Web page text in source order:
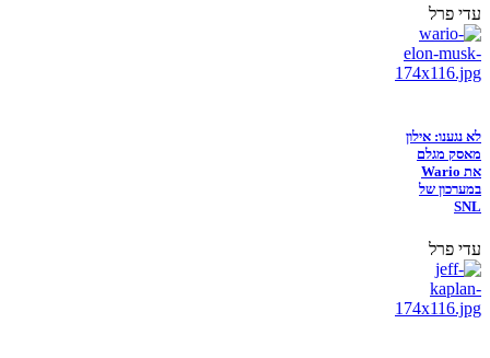
עדי פרל
לא נגענו: אילון
מאסק מגלם
את Wario
במערכון של
SNL
עדי פרל